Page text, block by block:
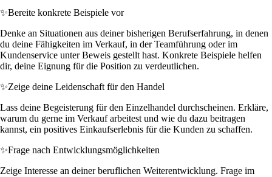
✨Bereite konkrete Beispiele vor
Denke an Situationen aus deiner bisherigen Berufserfahrung, in denen
du deine Fähigkeiten im Verkauf, in der Teamführung oder im
Kundenservice unter Beweis gestellt hast. Konkrete Beispiele helfen
dir, deine Eignung für die Position zu verdeutlichen.
✨Zeige deine Leidenschaft für den Handel
Lass deine Begeisterung für den Einzelhandel durchscheinen. Erkläre,
warum du gerne im Verkauf arbeitest und wie du dazu beitragen
kannst, ein positives Einkaufserlebnis für die Kunden zu schaffen.
✨Frage nach Entwicklungsmöglichkeiten
Zeige Interesse an deiner beruflichen Weiterentwicklung. Frage im